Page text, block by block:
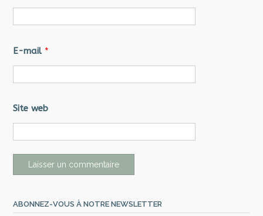
E-mail *
Site web
ABONNEZ-VOUS À NOTRE NEWSLETTER